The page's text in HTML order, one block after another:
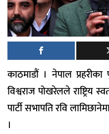
काठमाडौं । नेपाल प्रहरीका
विश्वराज पोखरेलले राष्ट्रिय
पार्टी सभापति रवि
।